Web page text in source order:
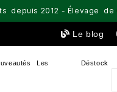
depuis 2012 - Élevage de
Le blog
Les Déstock